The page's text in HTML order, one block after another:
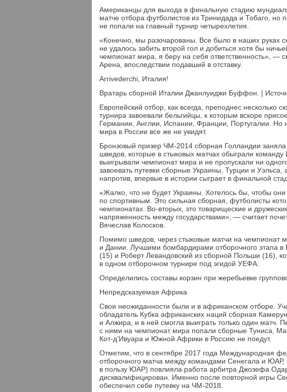
Американцы для выхода в финальную стадию
матче отбора футболистов из Тринидада и Тобаго,
не попали на главный турнир четырехлетия.
«Конечно, мы разочарованы. Все было в наших руках
не удалось забить второй гол и добиться хотя бы
чемпионат мира, я беру на себя ответственность»,
Арена, впоследствии подавший в отставку.
Arrivederchi, Италия!
Вратарь сборной Италии Джанлуиджи Буффон. |
Европейский отбор, как всегда, преподнес несколько
турнира завоевали бельгийцы, к которым вскоре
Германии, Англии, Испании, Франции, Португалии. Но
мира в России все же не увидят.
Бронзовый призер ЧМ-2014 сборная Голландии заняла
шведов, которые в стыковых матчах обыграли
выигрывали чемпионат мира и не пропускали ни
завоевать путевки сборные Украины, Турции и
напротив, впервые в истории сыграет в финальной
«Жалко, что не будет Украины. Хотелось бы, чтобы
по спортивным. Это сильная сборная, футболисты
чемпионатах. Во-вторых, это товарищеские и
напряженность между государствами», — считает
Вячеслав Колосков.
Помимо шведов, через стыковые матчи на чемпионат
и Дании. Лучшими бомбардирами отборочного этапа в
(15) и Роберт Левандовский из сборной Польши (16),
в одном отборочном турнире под эгидой УЕФА.
Определились составы корзин при жеребьевке
Непредсказуемая Африка
Свои неожиданности были и в африканском отборе.
обладатель Кубка африканских наций сборная
и Алжира, и в ней смогла выиграть только один матч.
с ними на чемпионат мира попали сборные Туниса,
Кот-д’Ивуара и Южной Африки в Россию не поедут.
Отметим, что в сентябре 2017 года Международная
отборочного матча между командами Сенегала и ЮАР,
в пользу ЮАР) повлияла работа арбитра Джозефа
дисквалифицирован. Именно после повторной игры
обеспечил себе путевку на ЧМ-2018.